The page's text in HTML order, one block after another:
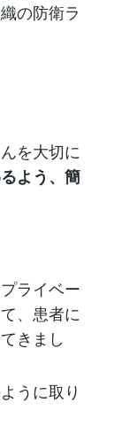
の防衛ラ
を大切に
よう、簡
ライベー
、患者に
きまし
うに取り